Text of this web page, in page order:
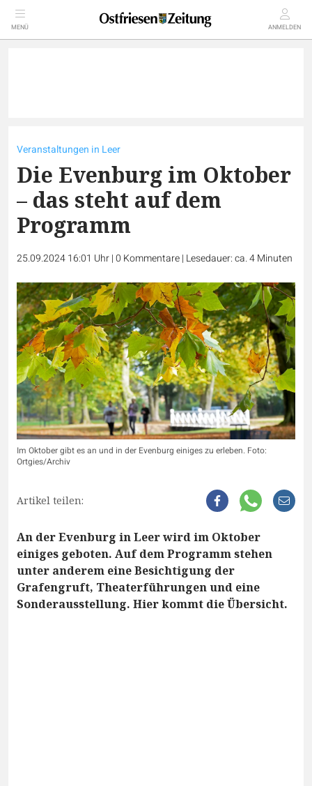
MENÜ ANMELDEN
Veranstaltungen in Leer
Die Evenburg im Oktober
– das steht auf dem
Programm
25.09.2024 16:01 Uhr|0 Kommentare| Lesedauer: ca. 4 Minuten
Im Oktober gibt es an und in der Evenburg einiges zu erleben. Foto:
Ortgies/Archiv
Artikel teilen:
An der Evenburg in Leer wird im Oktober
einiges geboten. Auf dem Programm stehen
unter anderem eine Besichtigung der
Grafengruft, Theaterführungen und eine
Sonderausstellung. Hier kommt die Übersicht.